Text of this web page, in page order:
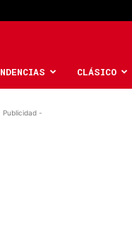
CLÁSICO
Publicidad -